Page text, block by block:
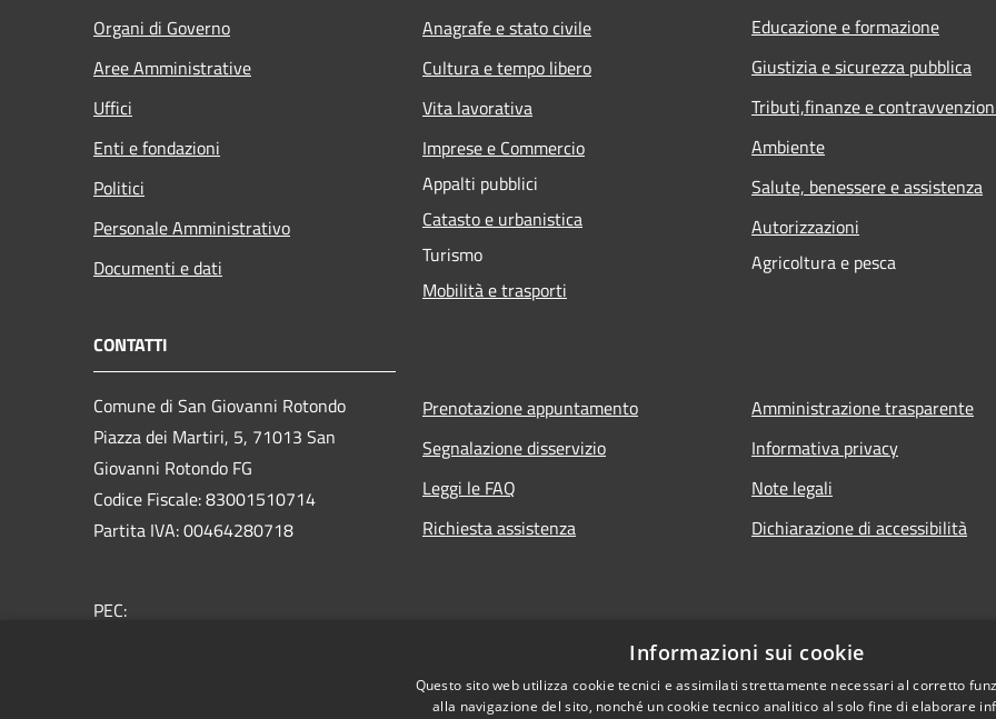
Organi di Governo
Aree Amministrative
Uffici
Enti e fondazioni
Politici
Personale Amministrativo
Documenti e dati
Anagrafe e stato civile
Cultura e tempo libero
Vita lavorativa
Imprese e Commercio
Appalti pubblici
Catasto e urbanistica
Turismo
Mobilità e trasporti
Educazione e formazione
Giustizia e sicurezza pubblica
Tributi,finanze e
Ambiente
Salute, benessere e assistenza
Autorizzazioni
Agricoltura e pesca
CONTATTI
Comune di San Giovanni Rotondo
Piazza dei Martiri, 5, 71013 San
Giovanni Rotondo FG
Codice Fiscale: 83001510714
Partita IVA: 00464280718
PEC:
Prenotazione appuntamento
Segnalazione disservizio
Leggi le FAQ
Richiesta assistenza
Amministrazione trasparente
Informativa privacy
Note legali
Dichiarazione di accessibilità
Informazioni sui cookie
Questo sito web utilizza cookie tecnici e assimilati strettamente necessari al corretto
alla navigazione del sito, nonché un cookie tecnico analitico al solo fine di elaborare